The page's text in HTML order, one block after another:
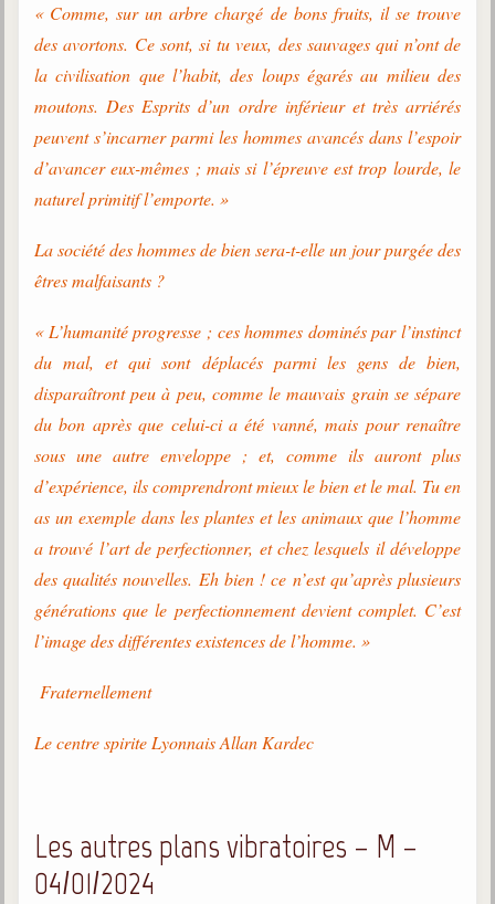
Filmothèque
Les Illustrés
Vidéos courtes de Divaldo
Liens spirites
Centres spirites
Belgique, Lux. et Canada
Fédérations spirites
Médias spirites
@
« Comme, sur un arbre chargé de bons fruits, il se trouve
des avortons. Ce sont, si tu veux, des sauvages qui n’ont de
la civilisation que l’habit, des loups égarés au milieu des
moutons. Des Esprits d’un ordre inférieur et très arriérés
peuvent s’incarner parmi les hommes avancés dans l’espoir
d’avancer eux-mêmes ; mais si l’épreuve est trop lourde, le
naturel primitif l’emporte. »
La société des hommes de bien sera-t-elle un jour purgée des
êtres malfaisants ?
« L’humanité progresse ; ces hommes dominés par l’instinct
du mal, et qui sont déplacés parmi les gens de bien,
disparaîtront peu à peu, comme le mauvais grain se sépare
du bon après que celui-ci a été vanné, mais pour renaître
sous une autre enveloppe ; et, comme ils auront plus
d’expérience, ils comprendront mieux le bien et le mal. Tu en
as un exemple dans les plantes et les animaux que l’homme
a trouvé l’art de perfectionner, et chez lesquels il développe
des qualités nouvelles. Eh bien ! ce n’est qu’après plusieurs
générations que le perfectionnement devient complet. C’est
l’image des différentes existences de l’homme. »
Fraternellement
Le centre spirite Lyonnais Allan Kardec
Les autres plans vibratoires – M –
04/01/2024